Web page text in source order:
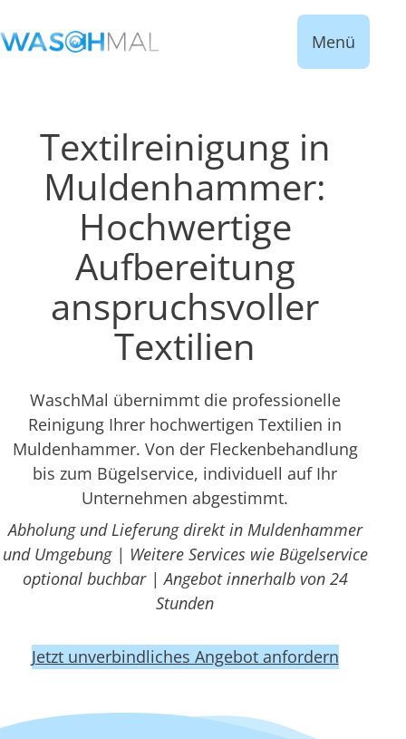
Menü
Textilreinigung in
Muldenhammer:
Hochwertige
Aufbereitung
anspruchsvoller
Textilien
WaschMal übernimmt die professionelle
Reinigung Ihrer hochwertigen Textilien in
Muldenhammer. Von der Fleckenbehandlung
bis zum Bügelservice, individuell auf Ihr
Unternehmen abgestimmt.
Abholung und Lieferung direkt in Muldenhammer
und Umgebung | Weitere Services wie Bügelservice
optional buchbar | Angebot innerhalb von 24
Stunden
Jetzt unverbindliches Angebot anfordern